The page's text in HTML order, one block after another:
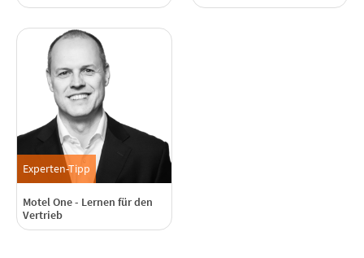
Experten-Tipp
Motel One - Lernen für den
Vertrieb